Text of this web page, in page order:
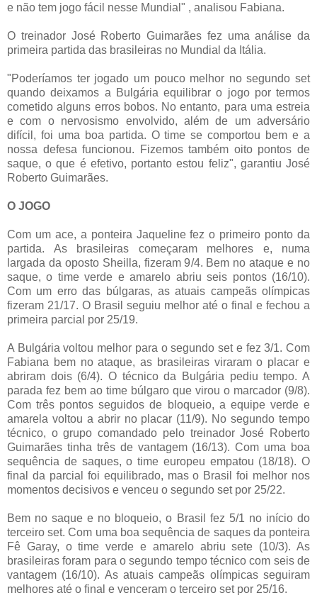
e não tem jogo fácil nesse Mundial" , analisou Fabiana.
O treinador José Roberto Guimarães fez uma análise da
primeira partida das brasileiras no Mundial da Itália.
"Poderíamos ter jogado um pouco melhor no segundo set
quando deixamos a Bulgária equilibrar o jogo por termos
cometido alguns erros bobos. No entanto, para uma estreia
e com o nervosismo envolvido, além de um adversário
difícil, foi uma boa partida. O time se comportou bem e a
nossa defesa funcionou. Fizemos também oito pontos de
saque, o que é efetivo, portanto estou feliz", garantiu José
Roberto Guimarães.
O JOGO
Com um ace, a ponteira Jaqueline fez o primeiro ponto da
partida. As brasileiras começaram melhores e, numa
largada da oposto Sheilla, fizeram 9/4. Bem no ataque e no
saque, o time verde e amarelo abriu seis pontos (16/10).
Com um erro das búlgaras, as atuais campeãs olímpicas
fizeram 21/17. O Brasil seguiu melhor até o final e fechou a
primeira parcial por 25/19.
A Bulgária voltou melhor para o segundo set e fez 3/1. Com
Fabiana bem no ataque, as brasileiras viraram o placar e
abriram dois (6/4). O técnico da Bulgária pediu tempo. A
parada fez bem ao time búlgaro que virou o marcador (9/8).
Com três pontos seguidos de bloqueio, a equipe verde e
amarela voltou a abrir no placar (11/9). No segundo tempo
técnico, o grupo comandado pelo treinador José Roberto
Guimarães tinha três de vantagem (16/13). Com uma boa
sequência de saques, o time europeu empatou (18/18). O
final da parcial foi equilibrado, mas o Brasil foi melhor nos
momentos decisivos e venceu o segundo set por 25/22.
Bem no saque e no bloqueio, o Brasil fez 5/1 no início do
terceiro set. Com uma boa sequência de saques da ponteira
Fê Garay, o time verde e amarelo abriu sete (10/3). As
brasileiras foram para o segundo tempo técnico com seis de
vantagem (16/10). As atuais campeãs olímpicas seguiram
melhores até o final e venceram o terceiro set por 25/16.